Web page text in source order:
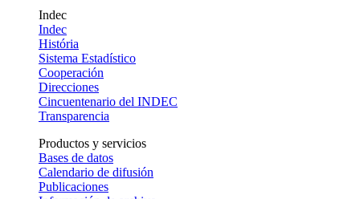
Indec
Indec
História
Sistema Estadístico
Cooperación
Direcciones
Cincuentenario del INDEC
Transparencia
Productos y servicios
Bases de datos
Calendario de difusión
Publicaciones